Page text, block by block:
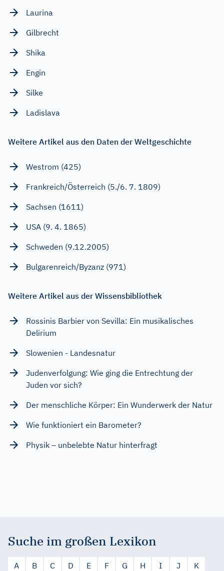
Laurina
Gilbrecht
Shika
Engin
Silke
Ladislava
Weitere Artikel aus den Daten der Weltgeschichte
Westrom (425)
Frankreich/Österreich (5./6. 7. 1809)
Sachsen (1611)
USA (9. 4. 1865)
Schweden (9.12.2005)
Bulgarenreich/Byzanz (971)
Weitere Artikel aus der Wissensbibliothek
Rossinis Barbier von Sevilla: Ein musikalisches
Delirium
Slowenien - Landesnatur
Judenverfolgung: Wie ging die Entrechtung der
Juden vor sich?
Der menschliche Körper: Ein Wunderwerk der Natur
Wie funktioniert ein Barometer?
Physik – unbelebte Natur hinterfragt
Suche im großen Lexikon
A B C D E F G H I J
K